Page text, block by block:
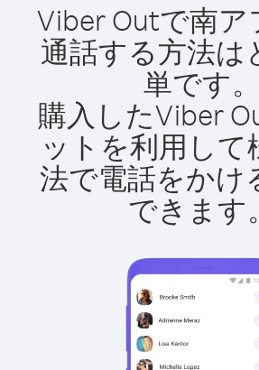
Viber Outで南ア
通話する方法は
単です。
購入したViber
ットを利用して
法で電話をかけ
できます。